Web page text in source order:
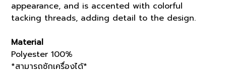
appearance, and is accented with colorful
tacking threads, adding detail to the design.
Material
Polyester 100%
*สามารถซักเครื่องได้*